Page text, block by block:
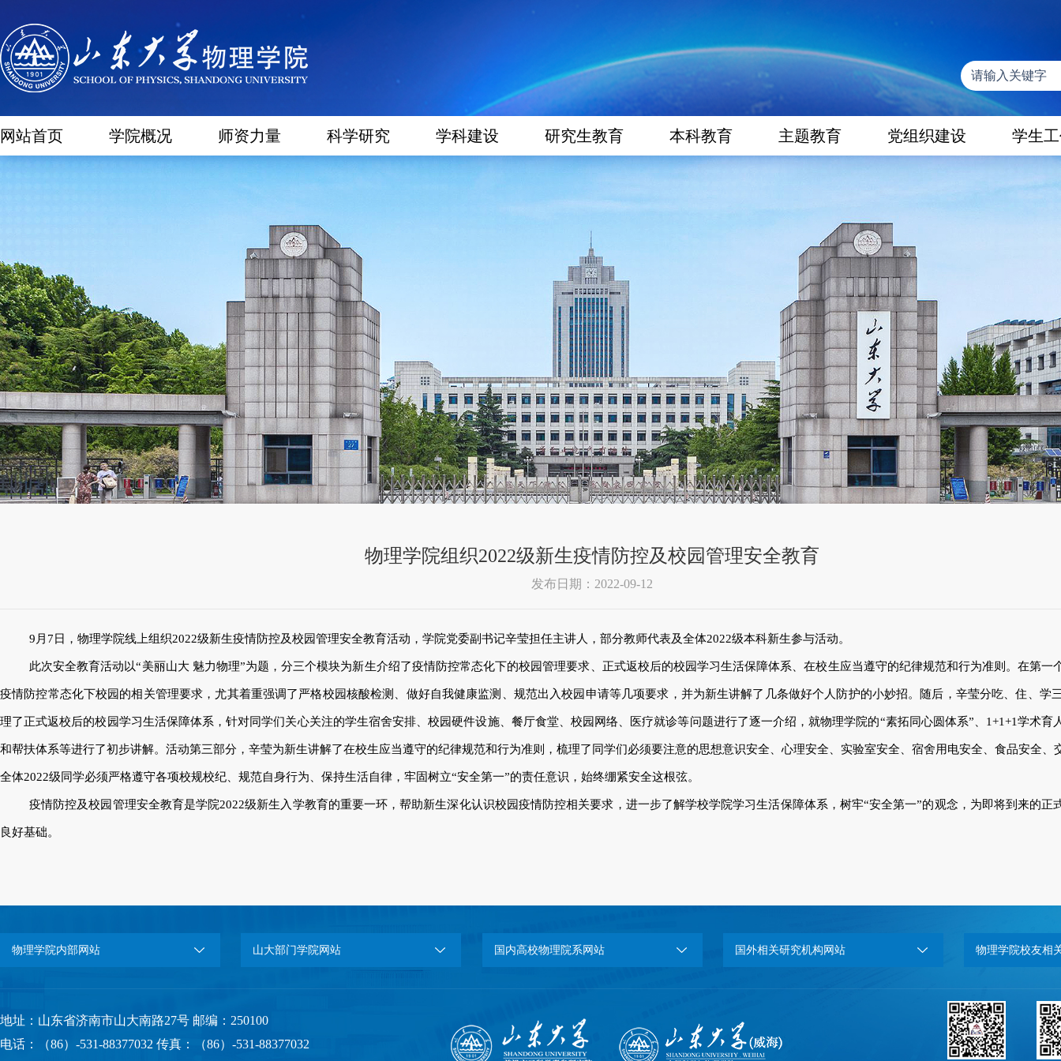
网站首页 学院概况 师资力量 科学研究 学科建设 研究生教育 本科教育 主题教育 党组织建设 学生
物理学院组织2022级新生疫情防控及校园管理安全教育
发布日期：2022-09-12
9月7日，物理学院线上组织2022级新生疫情防控及校园管理安全教育活动，学院党委副书记辛莹担任主讲人，部分教师代表及全体2022级本科新生参与活动。
此次安全教育活动以“美丽山大 魅力物理”为题，分三个模块为新生介绍了疫情防控常态化下的校园管理要求、正式返校后的校园学习生活保障体系、在校生应当遵守的纪律规范和行为准则。在第一
疫情防控常态化下校园的相关管理要求，尤其着重强调了严格校园核酸检测、做好自我健康监测、规范出入校园申请等几项要求，并为新生讲解了几条做好个人防护的小妙招。随后，辛莹分吃、住、学
理了正式返校后的校园学习生活保障体系，针对同学们关心关注的学生宿舍安排、校园硬件设施、餐厅食堂、校园网络、医疗就诊等问题进行了逐一介绍，就物理学院的“素拓同心圆体系”、1+1+1学术育
和帮扶体系等进行了初步讲解。活动第三部分，辛莹为新生讲解了在校生应当遵守的纪律规范和行为准则，梳理了同学们必须要注意的思想意识安全、心理安全、实验室安全、宿舍用电安全、食品安全、
全体2022级同学必须严格遵守各项校规校纪、规范自身行为、保持生活自律，牢固树立“安全第一”的责任意识，始终绷紧安全这根弦。
疫情防控及校园管理安全教育是学院2022级新生入学教育的重要一环，帮助新生深化认识校园疫情防控相关要求，进一步了解学校学院学习生活保障体系，树牢“安全第一”的观念，为即将到来的正
良好基础。
物理学院内部网站 山大部门学院网站 国内高校物理院系网站 国外相关研究机构网站 物理学院校友相
地址：山东省济南市山大南路27号 邮编：250100
电话：（86）-531-88377032 传真：（86）-531-88377032